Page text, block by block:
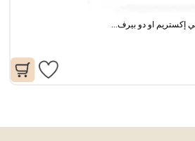
إكستريم او دو بيرف...